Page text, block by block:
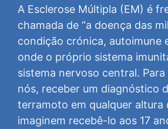
A Esclerose Múltipla (EM) é
chamada de “a doença das
condição crónica, autoimune
onde o próprio sistema
sistema nervoso central.
nós, receber um diagnóstico
terramoto em qualquer altura
imaginem recebê-lo aos 17